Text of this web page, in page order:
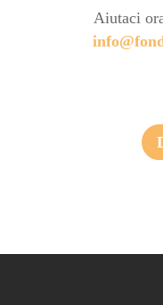
Aiutaci